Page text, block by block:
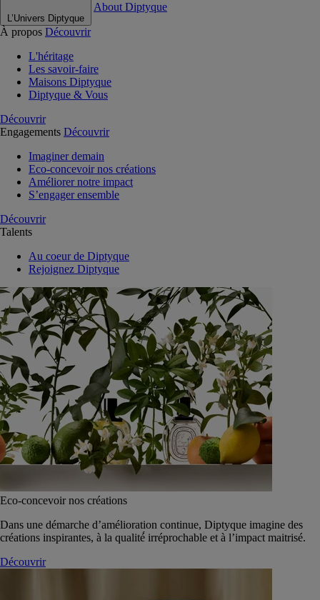
L’Univers Diptyque
About Diptyque
À propos Découvrir
L'héritage
Les savoir-faire
Maisons Diptyque
Diptyque & Vous
Découvrir
Engagements Découvrir
Imaginer demain
Eco-concevoir nos créations
Améliorer notre impact
S’engager ensemble
Découvrir
Talents
Au coeur de Diptyque
Rejoignez Diptyque
Eco-concevoir nos créations
Dans une démarche d’amélioration continue, Diptyque imagine des
créations inspirantes, à la qualité́ irréprochable et à l’impact maitrisé.
Découvrir